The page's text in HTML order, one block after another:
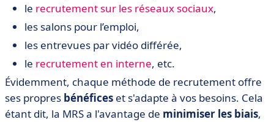
le recrutement sur les réseaux sociaux,
les salons pour l’emploi,
les entrevues par vidéo différée,
le recrutement en interne, etc.
Évidemment, chaque méthode de recrutement offre
ses propres bénéfices et s'adapte à vos besoins. Cela
étant dit, la MRS a l'avantage de minimiser les biais,